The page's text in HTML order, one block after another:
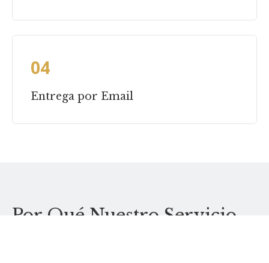
04
Entrega por Email
Por Qué Nuestro Servicio